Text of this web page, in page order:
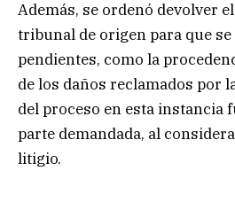
Además, se ordenó devolver
tribunal de origen para que
pendientes, como la
de los daños reclamados por
del proceso en esta instancia
parte demandada, al
litigio.